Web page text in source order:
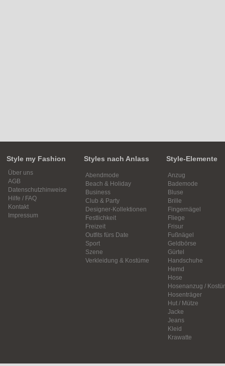
Style my Fashion
Über uns
AGB
Datenschutzhinweise
Hilfe / FAQ
Kontakt
Impressum
Styles nach Anlass
Abendmode
Beach & Holiday
Business
Club & Party
Designer-Kollektionen
Festlichkeit
Freizeit
Outfits fürs Date
Sport
Szene
Verkleidung & Kostüme
Style-Elemente
Anzug
Bademode
Bluse
Brille
Fingernägel
Fliege
Frisur
Fußnägel
Geldbörse
Gürtel
Handschuhe
Hemd
Hose
Hosenanzug /
Hosenträger
Hut / Mütze
Jacke
Jeans
Kleid
Krawatte